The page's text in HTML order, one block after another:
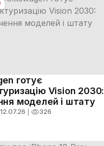
готує
Vision 2030:
моделей і штату
12.07.26 ❘ 326